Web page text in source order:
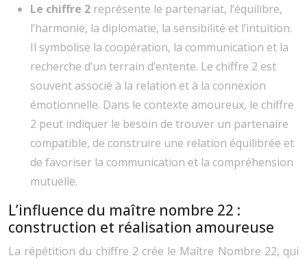
Le chiffre 2 représente le partenariat, l’équilibre,
l’harmonie, la diplomatie, la sensibilité et l’intuition.
Il symbolise la coopération, la communication et la
recherche d’un terrain d’entente. Le chiffre 2 est
souvent associé à la relation et à la connexion
émotionnelle. Dans le contexte amoureux, le chiffre
2 peut indiquer le besoin de trouver un partenaire
compatible, de construire une relation équilibrée et
de favoriser la communication et la compréhension
mutuelle.
L’influence du maître nombre 22 :
construction et réalisation amoureuse
La répétition du chiffre 2 crée le Maître Nombre 22, qui